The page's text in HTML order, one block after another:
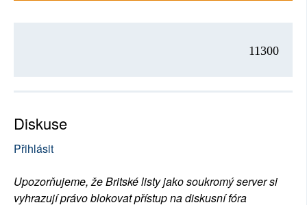
11300
Diskuse
Přihlásit
Upozorňujeme, že Britské listy jako soukromý server si
vyhrazují právo blokovat přístup na diskusní fóra